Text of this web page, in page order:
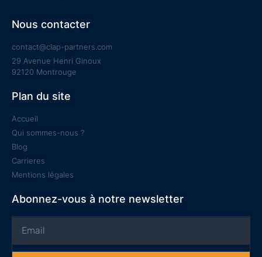
Nous contacter
contact@clap-partners.com
29 Avenue Henri Ginoux
92120 Montrouge
Plan du site
Accueil
Qui sommes-nous ?
Blog
Carrieres
Mentions légales
Abonnez-vous à notre newsletter